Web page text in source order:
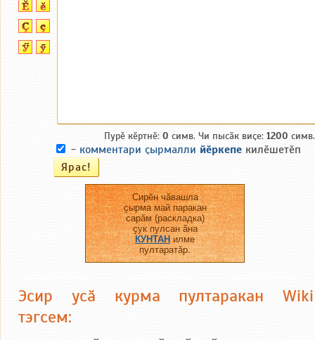
Пурӗ кӗртнӗ: 0 симв. Чи пысӑк виҫе: 1200 симв.
- комментари ҫырмалли йӗркепе килӗшетӗп
Сирӗн чӑвашла
ҫырма май паракан
сарӑм (раскладка)
ҫук пулсан ӑна
КУНТАН илме
пултаратӑр.
Эсир усӑ курма пултаракан Wiki
тэгсем: